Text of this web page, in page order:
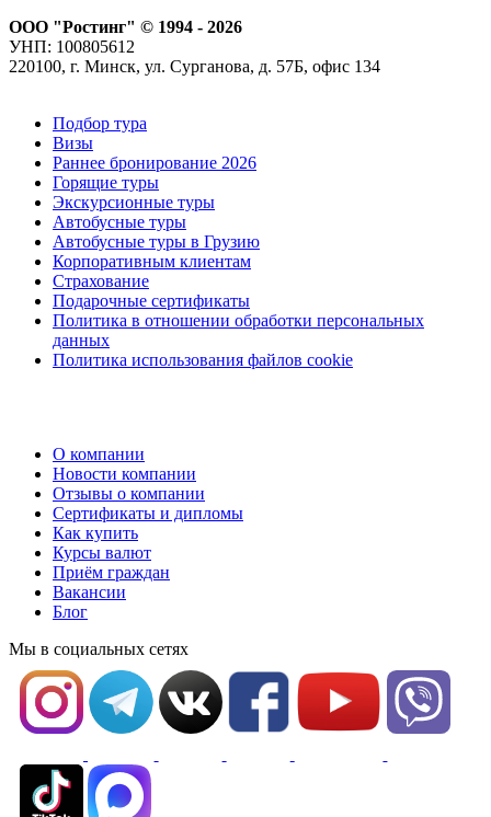
ООО "Ростинг" © 1994 - 2026
УНП: 100805612
220100, г. Минск, ул. Сурганова, д. 57Б, офис 134
Подбор тура
Визы
Раннее бронирование 2026
Горящие туры
Экскурсионные туры
Автобусные туры
Автобусные туры в Грузию
Корпоративным клиентам
Страхование
Подарочные сертификаты
Политика в отношении обработки персональных
данных
Политика использования файлов cookie
О компании
Новости компании
Отзывы о компании
Сертификаты и дипломы
Как купить
Курсы валют
Приём граждан
Вакансии
Блог
Мы в социальных сетях